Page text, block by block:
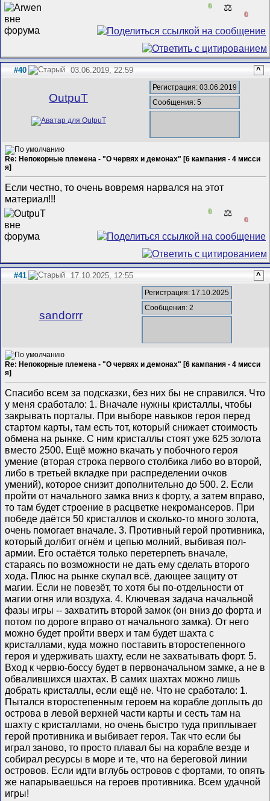
0 ⚖️
0
#40 03.06.2019, 22:59 ^
OutpuT
Регистрация: 03.06.2019
Сообщения: 5
Re: Непокорные племена - "О червях и демонах" [6 кампания - 4 мисси
я]
Если честно, то очень вовремя нарвался на этот
материал!!!
0 ⚖️
0
#41 17.10.2025, 12:55 ^
sandorrr
Регистрация: 17.10.2025
Сообщения: 2
Re: Непокорные племена - "О червях и демонах" [6 кампания - 4 мисси
я]
Спасибо всем за подсказки, без них бы не справился. Что
у меня сработало: 1. Вначале нужны кристаллы, чтобы
закрывать порталы. При выборе навыков героя перед
стартом карты, там есть тот, который снижает стоимость
обмена на рынке. С ним кристаллы стоят уже 625 золота
вместо 2500. Ещё можно вкачать у побочного героя
умение (вторая строка первого столбика либо во второй,
либо в третьей вкладке при распределении очков
умений), которое снизит дополнительно до 500. 2. Если
пройти от начального замка вниз к форту, а затем вправо,
то там будет строение в расцветке некромансеров. При
победе даётся 50 кристаллов и сколько-то много золота,
очень помогает вначале. 3. Противный герой противника,
который долбит огнём и цепью молний, выбивая пол-
армии. Его остаётся только перетерпеть вначале,
стараясь по возможности не дать ему сделать второго
хода. Плюс на рынке скупал всё, дающее защиту от
магии. Если не повезёт, то хотя бы по-отдельности от
магии огня или воздуха. 4. Ключевая задача начальной
фазы игры -- захватить второй замок (он вниз до форта и
потом по дороге вправо от начального замка). От него
можно будет пройти вверх и там будет шахта с
кристаллами, куда можно поставить второстепенного
героя и удерживать шахту, если не захватывать форт. 5.
Вход к червю-боссу будет в первоначальном замке, а не в
обвалившихся шахтах. В самих шахтах можно лишь
добрать кристаллы, если ещё не. Что не сработало: 1.
Пытался второстепенным героем на корабле доплыть до
острова в левой верхней части карты и сесть там на
шахту с кристаллами, но очень быстро туда приплывает
герой противника и выбивает героя. Так что если бы
играл заново, то просто плавал бы на корабле везде и
собирал ресурсы в море и те, что на береговой линии
островов. Если идти вглубь островов с фортами, то опять
же напарываешься на героев противника. Всем удачной
игры!